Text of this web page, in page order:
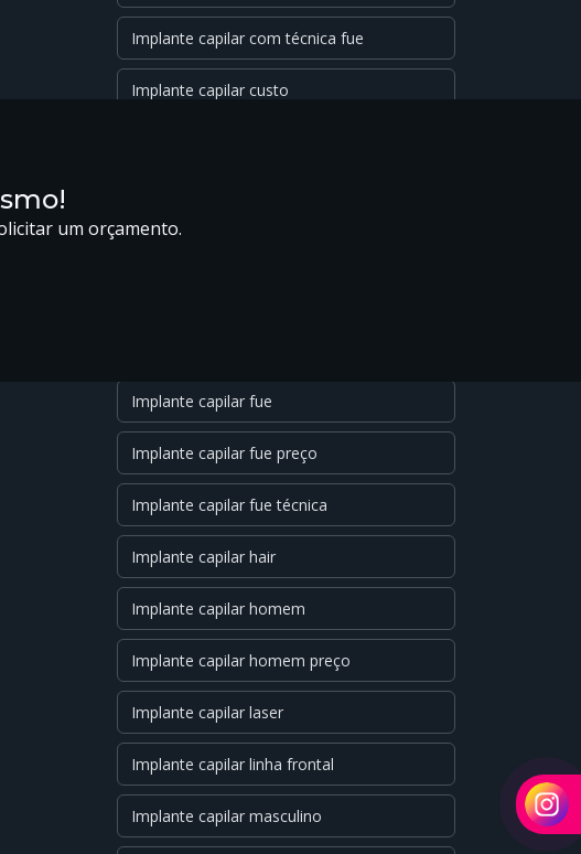
um orçamento.
Implante capilar com técnica fue
Implante capilar custo
Implante capilar fue
Implante capilar fue preço
Implante capilar fue técnica
Implante capilar hair
Implante capilar homem
Implante capilar homem preço
Implante capilar laser
Implante capilar linha frontal
Implante capilar masculino